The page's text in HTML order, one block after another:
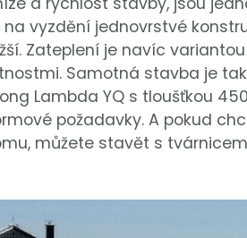
vyzdění jednovrstvé
Zateplení je navíc
Samotná stavba je
Lambda YQ s tloušťkou
požadavky. A pokud
můžete stavět s